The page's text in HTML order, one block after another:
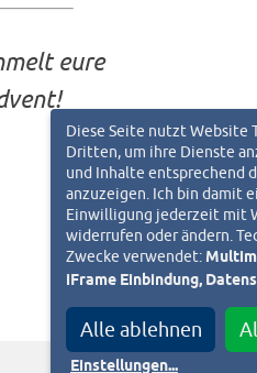
eure
Diese Seite nutzt Website
Dritten, um ihre Dienste
und Inhalte entsprechend
anzuzeigen. Ich bin damit
Einwilligung jederzeit mit
widerrufen oder ändern.
Zwecke verwendet:
iFrame Einbindung,
Alle ablehnen
Einstellungen...